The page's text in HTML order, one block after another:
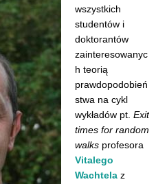
wszystkich
studentów i
doktorantów
zainteresowanyc
h teorią
prawdopodobień
stwa na cykl
wykładów pt. Exit
times for random
walks profesora
Vitalego
Wachtela z